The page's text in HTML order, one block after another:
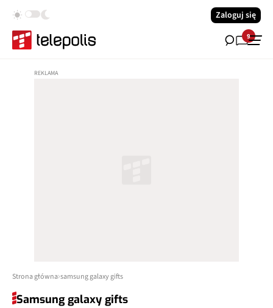
Zaloguj się
9
Strona główna samsung galaxy gifts
Samsung galaxy gifts